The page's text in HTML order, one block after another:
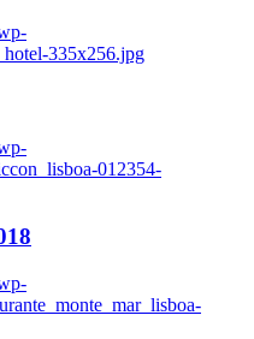
335x256.jpg
012354-